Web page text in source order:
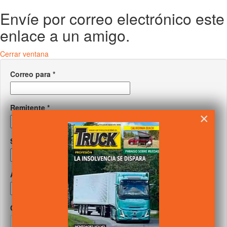
Envíe por correo electrónico este
enlace a un amigo.
Cerrar ventana
Correo para *
Remitente*
Su correo
Asunto
Captcha
×